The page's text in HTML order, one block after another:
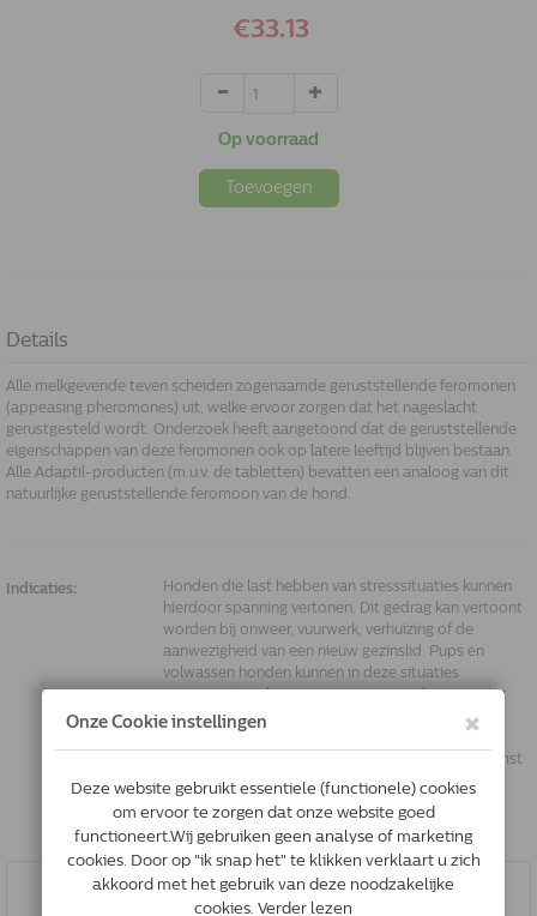
€33.13
Op voorraad
Toevoegen
Details
Alle melkgevende teven scheiden zogenaamde geruststellende feromonen
(appeasing pheromones) uit, welke ervoor zorgen dat het nageslacht
gerustgesteld wordt. Onderzoek heeft aangetoond dat de geruststellende
eigenschappen van deze feromonen ook op latere leeftijd blijven bestaan.
Alle Adaptil-producten (m.u.v. de tabletten) bevatten een analoog van dit
natuurlijke geruststellende feromoon van de hond.
Indicaties:
Honden die last hebben van stresssituaties kunnen
hierdoor spanning vertonen. Dit gedrag kan vertoont
worden bij onweer, vuurwerk, verhuizing of de
aanwezigheid van een nieuw gezinslid. Pups en
volwassen honden kunnen in deze situaties
ongewenst gedrag gaan vertonen zoals overmatig
blaffen of likken en onzindelijk of vernielzuchtig
bekend bij u zijn, kan de Adaptil verdamper uitkomst
bieden.